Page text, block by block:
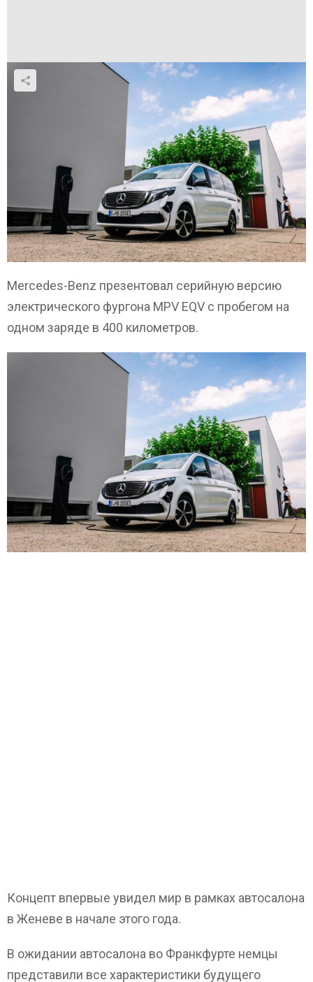
Mercedes-Benz презентовал серийную версию
электрического фургона MPV EQV с пробегом на
одном заряде в 400 километров.
Концепт впервые увидел мир в рамках автосалона
в Женеве в начале этого года.
В ожидании автосалона во Франкфурте немцы
представили все характеристики будущего